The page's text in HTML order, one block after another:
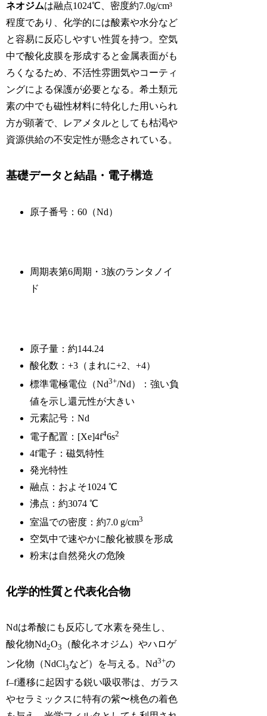
ネオジムは融点1024℃、密度約7.0g/cm³
程度であり、化学的には酸素や水分など
と容易に反応しやすい性質を持つ。空気
中で酸化皮膜を形成すると金属表面がも
ろくなるため、不活性雰囲気やコーティ
ングによる保護が必要となる。希土類元
素の中でも磁性材料に特化した用いられ
方が顕著で、レアメタルとしても枯渇や
資源供給の不安定性が懸念されている。
基礎データと結晶・電子構造
原子番号：60（Nd）
周期表第6周期・3族のランタノイ
ド
原子量：約144.24
酸化数：+3（まれに+2、+4）
標準電極電位（Nd3+/Nd）：強い負
値を示し還元性が大きい
元素記号：Nd
電子配置：[Xe]4f46s2
4f電子：磁気特性
発光特性
融点：およそ1024 ℃
沸点：約3074 ℃
室温での密度：約7.0 g/cm3
空気中で速やかに酸化被膜を形成
粉末は自然発火の危険
化学的性質と代表化合物
Ndは希酸にも反応して水素を発生し、
酸化物Nd2O3
（酸化ネオジム）やハロゲ
ン化物（NdCl3など）を与える。Nd3+の
f–f遷移に起因する鋭い吸収帯は、ガラス
やセラミックスに特有の紫〜桃色の着色